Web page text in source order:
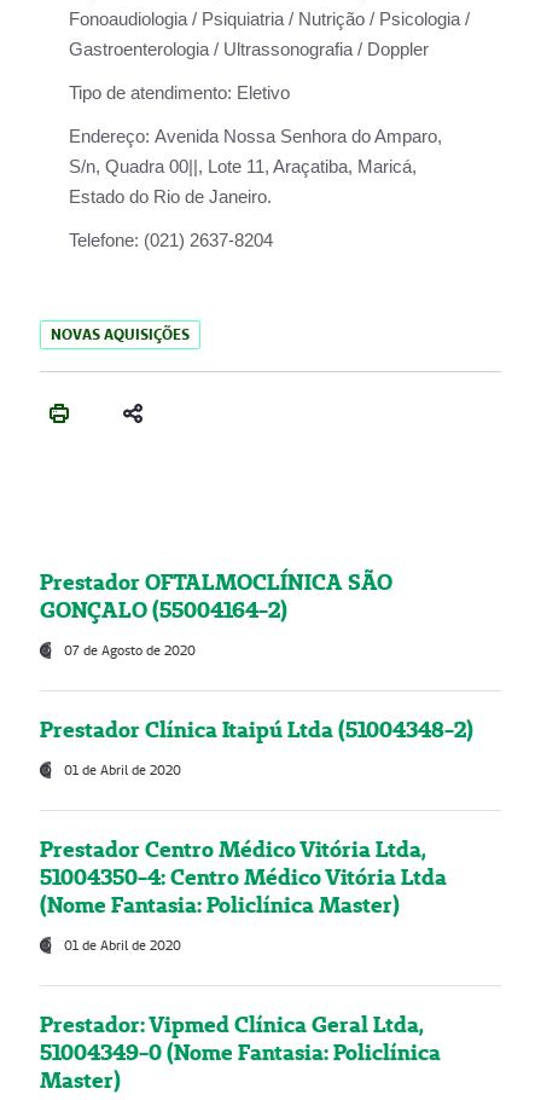
Fonoaudiologia / Psiquiatria / Nutrição / Psicologia /
Gastroenterologia / Ultrassonografia / Doppler
Tipo de atendimento: Eletivo
Endereço: Avenida Nossa Senhora do Amparo,
S/n, Quadra 00||, Lote 11, Araçatiba, Maricá,
Estado do Rio de Janeiro.
Telefone: (021) 2637-8204
NOVAS AQUISIÇÕES
Prestador OFTALMOCLÍNICA SÃO
GONÇALO (55004164-2)
07 de Agosto de 2020
Prestador Clínica Itaipú Ltda (51004348-2)
01 de Abril de 2020
Prestador Centro Médico Vitória Ltda,
51004350-4: Centro Médico Vitória Ltda
(Nome Fantasia: Policlínica Master)
01 de Abril de 2020
Prestador: Vipmed Clínica Geral Ltda,
51004349-0 (Nome Fantasia: Policlínica
Master)